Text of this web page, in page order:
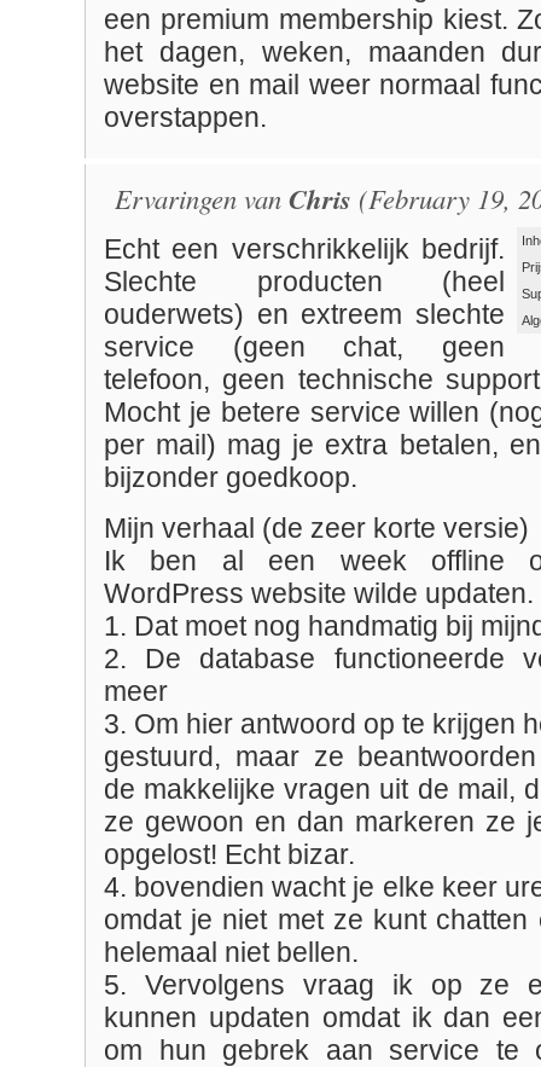
een premium membership kiest.
het dagen, weken, maanden
website en mail weer normaal
overstappen.
Ervaringen van Chris (February 19,
Echt een verschrikkelijk bedrijf.
Slechte producten (heel
ouderwets) en extreem slechte
service (geen chat, geen
telefoon, geen technische
Mocht je betere service willen
per mail) mag je extra betalen,
bijzonder goedkoop.
Mijn verhaal (de zeer korte versie)
Ik ben al een week offline
WordPress website wilde updaten.
1. Dat moet nog handmatig bij
2. De database functioneerde
meer
3. Om hier antwoord op te krijgen
gestuurd, maar ze
de makkelijke vragen uit de mail,
ze gewoon en dan markeren ze
opgelost! Echt bizar.
4. bovendien wacht je elke keer
omdat je niet met ze kunt chatten
helemaal niet bellen.
5. Vervolgens vraag ik op ze
kunnen updaten omdat ik dan
om hun gebrek aan service te